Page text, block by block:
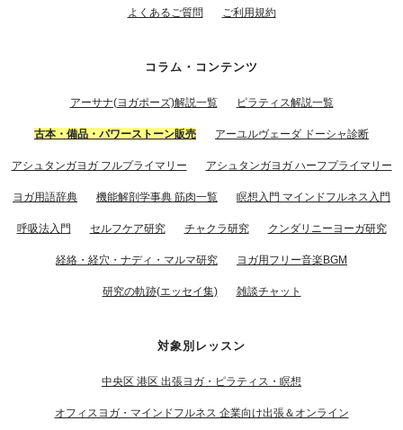
よくあるご質問 ご利用規約
コラム・コンテンツ
アーサナ(ヨガポーズ)解説一覧 ピラティス解説一覧
古本・備品・パワーストーン販売 アーユルヴェーダ ドーシャ診断
アシュタンガヨガ フルプライマリー アシュタンガヨガ ハーフプライマリー
ヨガ用語辞典 機能解剖学事典 筋肉一覧 瞑想入門 マインドフルネス入門
呼吸法入門 セルフケア研究 チャクラ研究 クンダリニーヨーガ研究
経絡・経穴・ナディ・マルマ研究 ヨガ用フリー音楽BGM
研究の軌跡(エッセイ集) 雑談チャット
対象別レッスン
中央区 港区 出張ヨガ・ピラティス・瞑想
オフィスヨガ・マインドフルネス 企業向け出張＆オンライン